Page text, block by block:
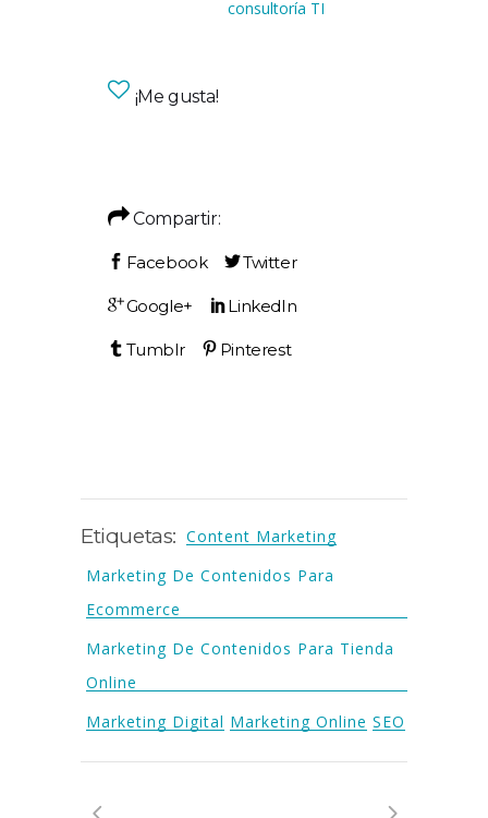
consultoría TI
¡Me gusta!
Compartir:
Etiquetas: Content Marketing
Marketing De Contenidos Para
Ecommerce
Marketing De Contenidos Para Tienda
Online
Marketing Digital Marketing Online SEO